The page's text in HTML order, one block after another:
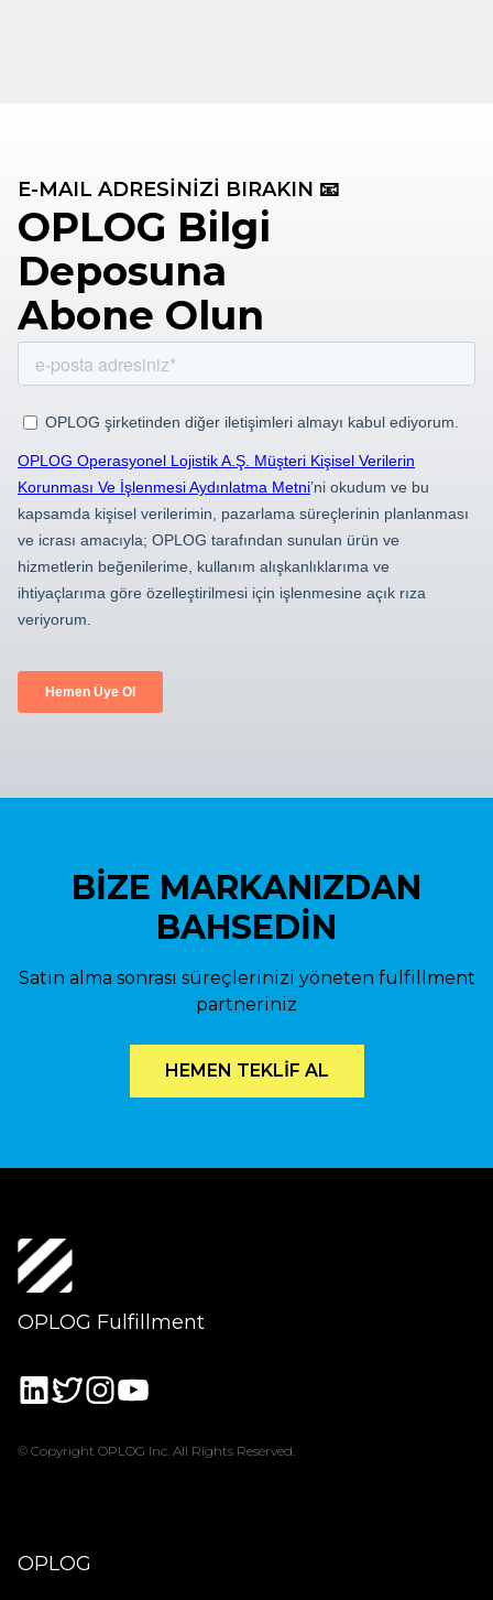
E-MAIL ADRESİNİZİ BIRAKIN 📧
OPLOG Bilgi
Deposuna
Abone Olun
BİZE MARKANIZDAN
BAHSEDİN
Satın alma sonrası süreçlerinizi yöneten fulfillment
partneriniz
HEMEN TEKLİF AL
OPLOG Fulfillment
© Copyright OPLOG Inc. All Rights Reserved.
OPLOG